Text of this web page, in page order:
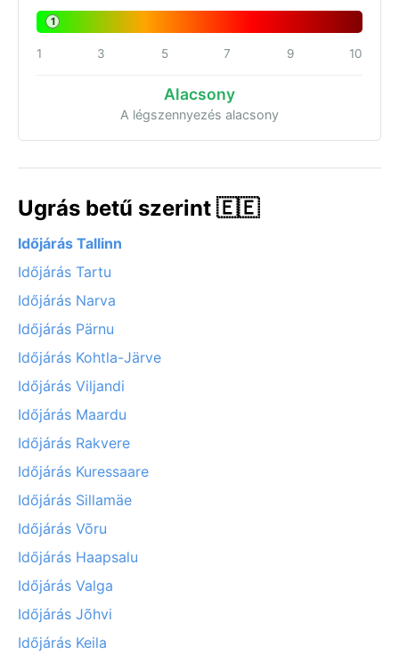
1
1 3 5 7 9 10
Alacsony
A légszennyezés alacsony
Ugrás betű szerint 🇪🇪
Időjárás Tallinn
Időjárás Tartu
Időjárás Narva
Időjárás Pärnu
Időjárás Kohtla-Järve
Időjárás Viljandi
Időjárás Maardu
Időjárás Rakvere
Időjárás Kuressaare
Időjárás Sillamäe
Időjárás Võru
Időjárás Haapsalu
Időjárás Valga
Időjárás Jõhvi
Időjárás Keila